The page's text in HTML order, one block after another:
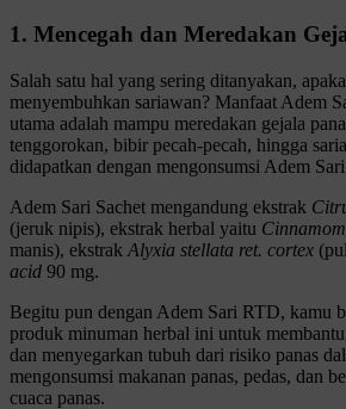
1. Mencegah dan Meredakan
Salah satu hal yang sering ditanyakan,
menyembuhkan sariawan? Manfaat Adem
utama adalah mampu meredakan gejala
tenggorokan, bibir pecah-pecah, hingga
didapatkan dengan mengonsumsi Adem
Adem Sari Sachet mengandung ekstrak
(jeruk nipis), ekstrak herbal yaitu
manis), ekstrak Alyxia stellata ret. cortex
acid 90 mg.
Begitu pun dengan Adem Sari RTD, kamu
produk minuman herbal ini untuk
dan menyegarkan tubuh dari risiko panas
mengonsumsi makanan panas, pedas, dan
cuaca panas.